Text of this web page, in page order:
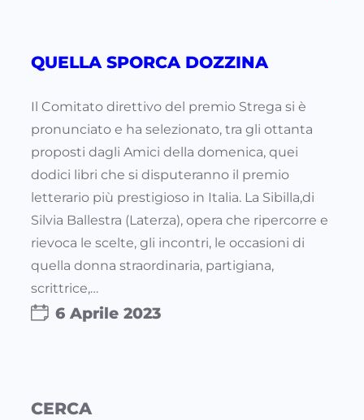
QUELLA SPORCA DOZZINA
Il Comitato direttivo del premio Strega si è
pronunciato e ha selezionato, tra gli ottanta
proposti dagli Amici della domenica, quei
dodici libri che si disputeranno il premio
letterario più prestigioso in Italia. La Sibilla,di
Silvia Ballestra (Laterza), opera che ripercorre e
rievoca le scelte, gli incontri, le occasioni di
quella donna straordinaria, partigiana,
scrittrice,…
6 Aprile 2023
CERCA